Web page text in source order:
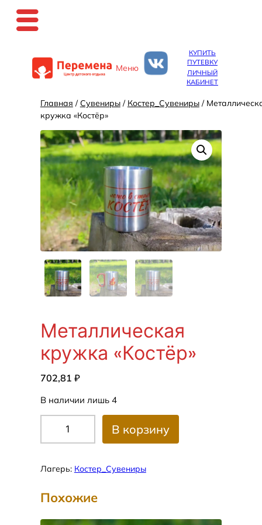
к
содержимому
Меню
КУПИТЬ
ПУТЕВКУ
ЛИЧНЫЙ
КАБИНЕТ
Главная /Сувениры/ Костер_Сувениры/
кружка «Костёр»
Металлическая
кружка «Костёр»
702,81 ₽
В наличии лишь 4
и
е
с
т
В корзину
Лагерь: Костер_Сувениры
Похожие